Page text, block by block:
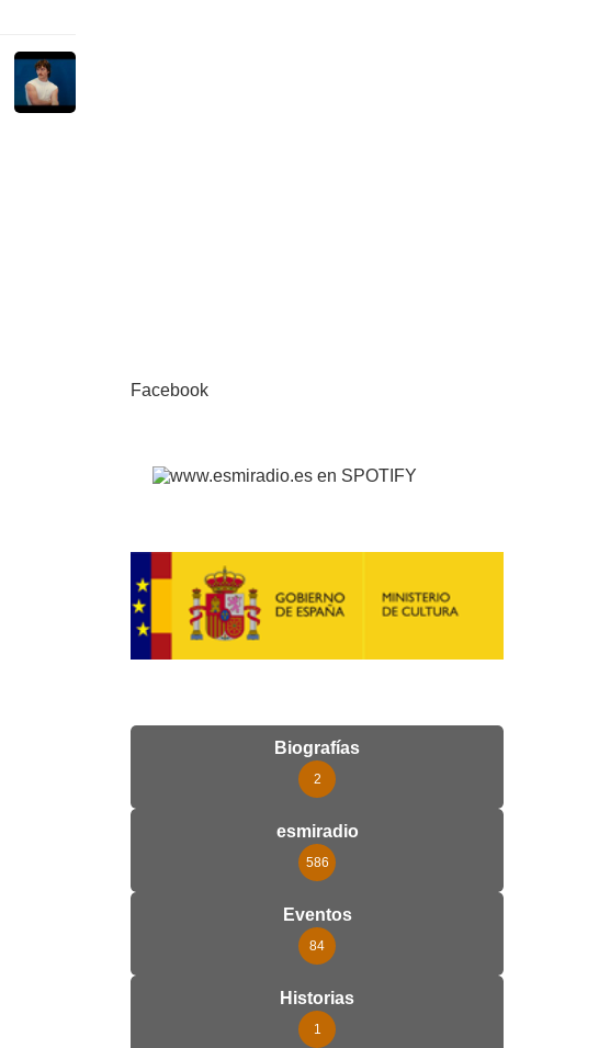
Facebook
Biografías
2
esmiradio
586
Eventos
84
Historias
1